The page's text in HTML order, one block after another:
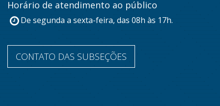
Horário de atendimento ao público
De segunda a sexta-feira, das 08h às 17h.
CONTATO DAS SUBSEÇÕES